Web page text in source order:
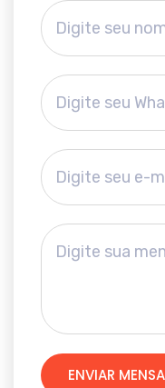
ENVIAR